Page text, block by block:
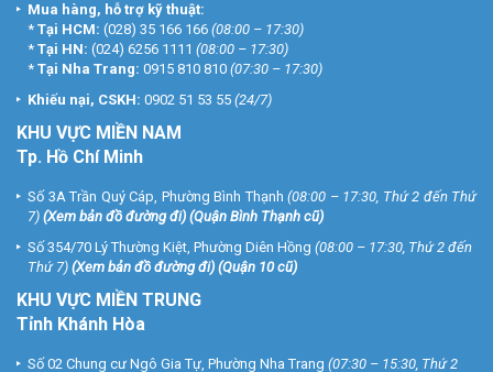
Mua hàng, hỗ trợ kỹ thuật:
* Tại HCM: (028) 35 166 166 (08:00 – 17:30)
* Tại HN: (024) 6256 1111 (08:00 – 17:30)
* Tại Nha Trang: 0915 810 810 (07:30 – 17:30)
Khiếu nại, CSKH: 0902 51 53 55 (24/7)
KHU VỰC MIỀN NAM
Tp. Hồ Chí Minh
Số 3A Trần Quý Cáp, Phường Bình Thạnh (08:00 – 17:30, Thứ 2 đến Thứ
7) (Xem bản đồ đường đi) (Quận Bình Thạnh cũ)
Số 354/70 Lý Thường Kiệt, Phường Diên Hồng (08:00 – 17:30, Thứ 2 đến
Thứ 7) (Xem bản đồ đường đi) (Quận 10 cũ)
KHU VỰC MIỀN TRUNG
Tỉnh Khánh Hòa
Số 02 Chung cư Ngô Gia Tự, Phường Nha Trang (07:30 – 15:30, Thứ 2